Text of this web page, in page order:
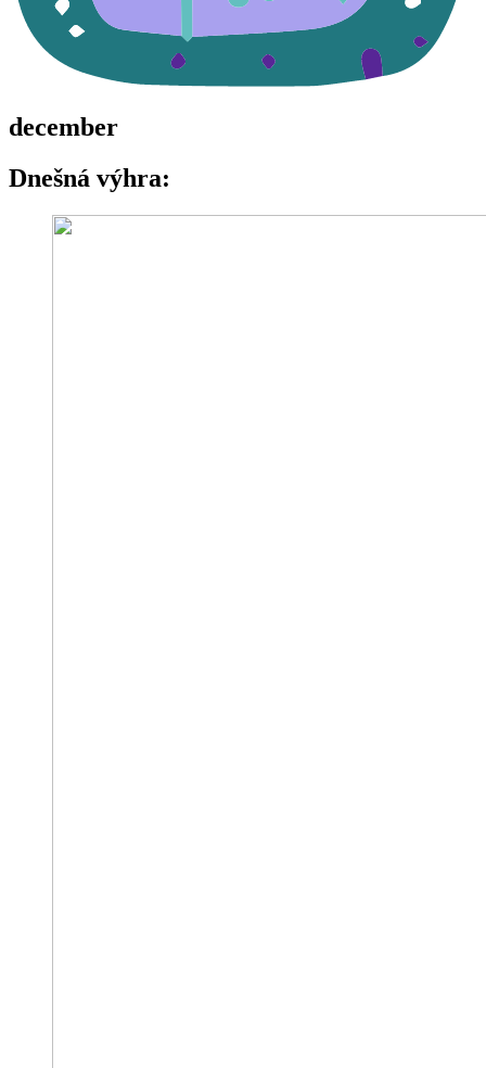
december
Dnešná výhra: